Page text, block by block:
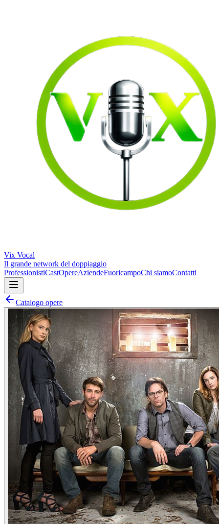
Vix Vocal
Il grande network del doppiaggio
ProfessionistiCastOpereAziendeFuoricampoChi siamoContatti
Catalogo opere